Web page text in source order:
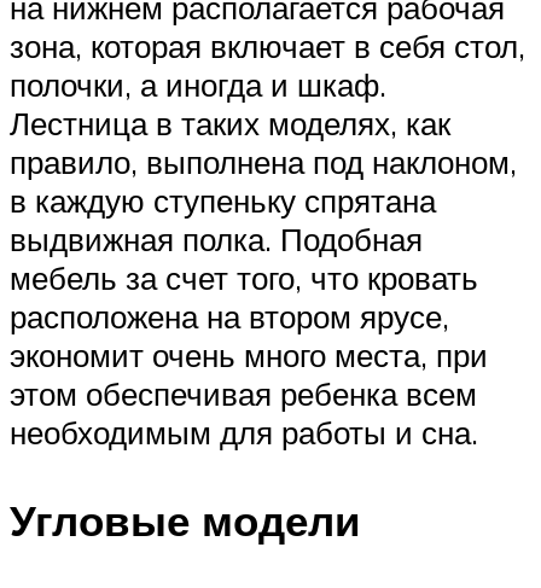
зона, которая включает в себя стол,
полочки, а иногда и шкаф.
Лестница в таких моделях, как
правило, выполнена под наклоном,
в каждую ступеньку спрятана
выдвижная полка. Подобная
мебель за счет того, что кровать
расположена на втором ярусе,
экономит очень много места, при
этом обеспечивая ребенка всем
необходимым для работы и сна.
Угловые модели